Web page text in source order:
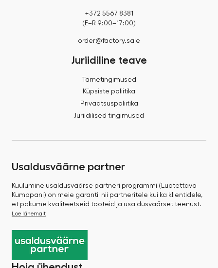
+372 5567 8381
(E–R 9:00–17:00)
order@factory.sale
Juriidiline teave
Tarnetingimused
Küpsiste poliitika
Privaatsuspoliitika
Juriidilised tingimused
Usaldusväärne partner
Kuulumine usaldusväärse partneri programmi (Luotettava
Kumppani) on meie garantii nii partneritele kui ka klientidele,
et pakume kvaliteetseid tooteid ja usaldusväärset teenust.
Loe lähemalt